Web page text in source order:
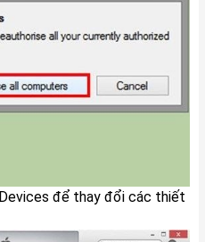
để thay đổi các thiết